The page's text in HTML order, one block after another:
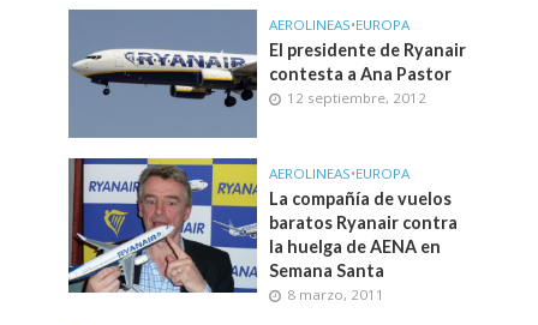
AEROLINEAS•EUROPA
El presidente de Ryanair
contesta a Ana Pastor
12 septiembre, 2012
AEROLINEAS•EUROPA
La compañía de vuelos
baratos Ryanair contra
la huelga de AENA en
Semana Santa
8 marzo, 2011